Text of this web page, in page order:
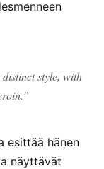
style, with
esittää hänen
näyttävät